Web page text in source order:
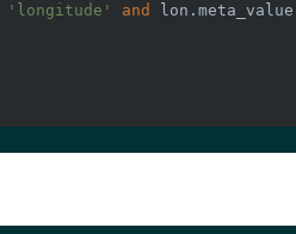
'longitude' and lon.meta_value